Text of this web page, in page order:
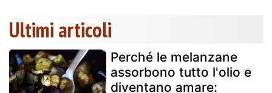
Ultimi articoli
Perché le melanzane
assorbono tutto l'olio e
diventano amare: